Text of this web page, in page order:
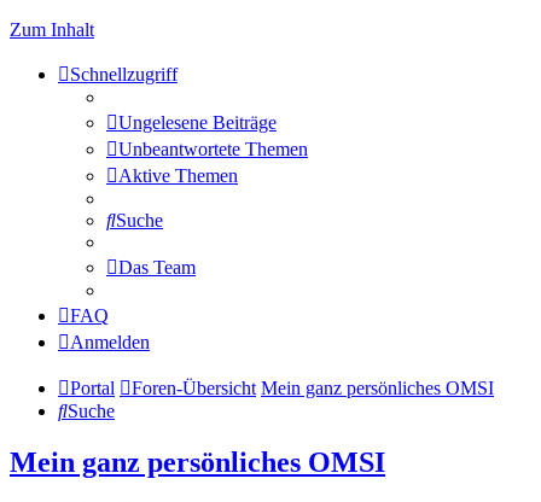
Zum Inhalt
Schnellzugriff
Ungelesene Beiträge
Unbeantwortete Themen
Aktive Themen
Suche
Das Team
FAQ
Anmelden
Portal Foren-Übersicht Mein ganz persönliches OMSI
Suche
Mein ganz persönliches OMSI